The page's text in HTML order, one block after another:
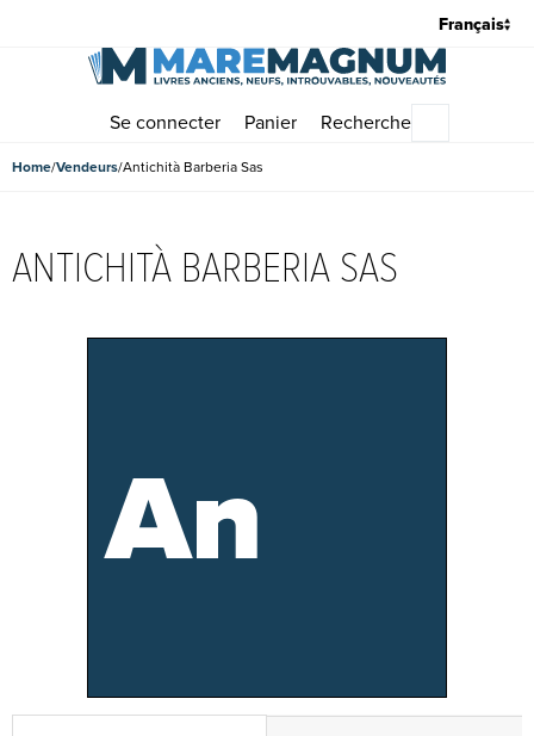
Se connecter Panier Recherche
Home Vendeurs Antichità Barberia Sas
ANTICHITÀ BARBERIA SAS
An